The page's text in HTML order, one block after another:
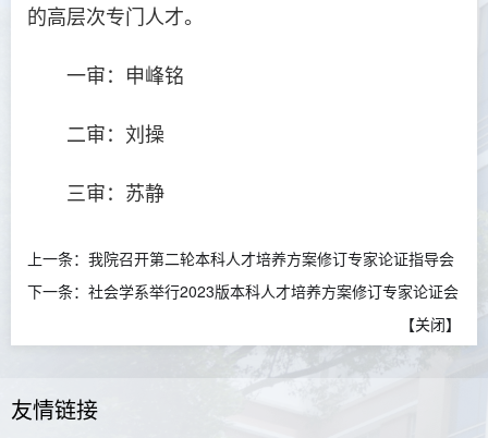
的高层次专门人才。
一审：申峰铭
二审：刘操
三审：苏静
上一条： 我院召开第二轮本科人才培养方案修订专家论证指导会
下一条： 社会学系举行2023版本科人才培养方案修订专家论证会
【关闭】
友情链接